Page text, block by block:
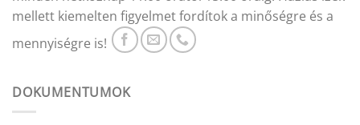
mellett kiemelten figyelmet fordítok a minőségre és a
mennyiségre is!
DOKUMENTUMOK